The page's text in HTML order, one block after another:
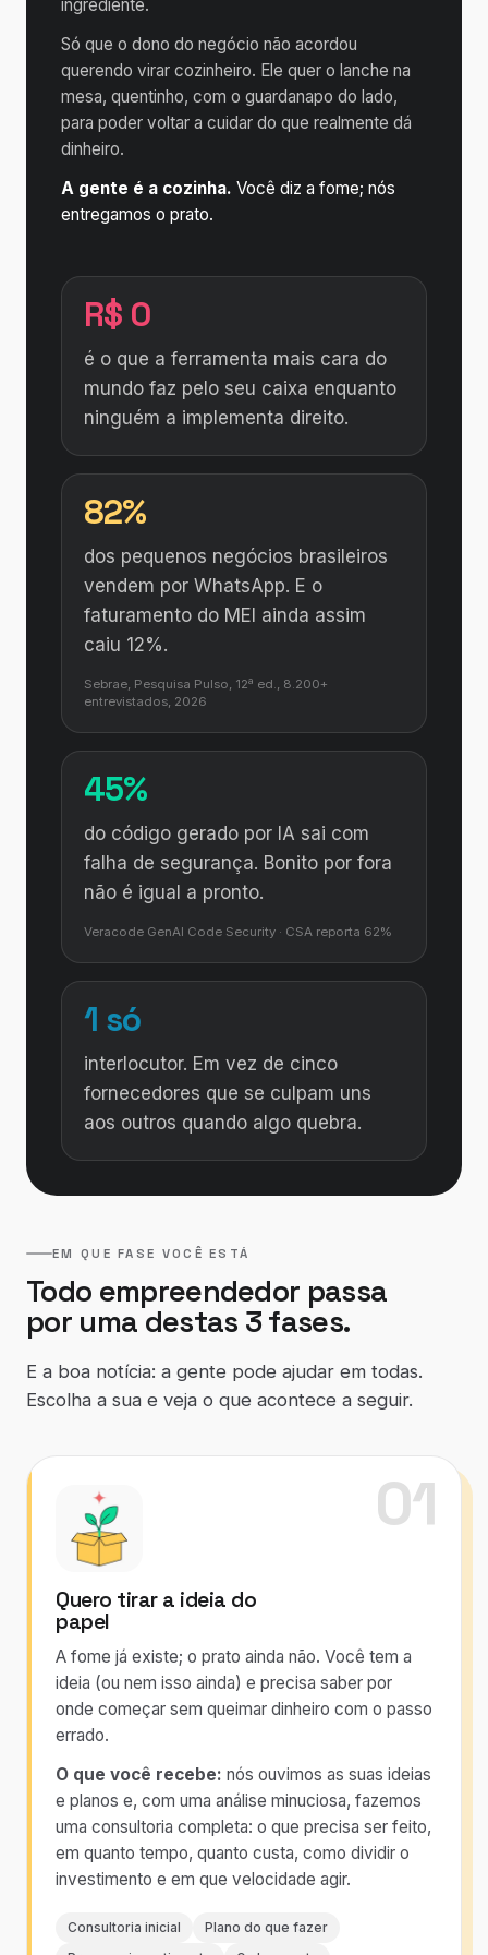
ingrediente.
Só que o dono do negócio não acordou
querendo virar cozinheiro. Ele quer o lanche na
mesa, quentinho, com o guardanapo do lado,
para poder voltar a cuidar do que realmente dá
dinheiro.
A gente é a cozinha. Você diz a fome; nós
entregamos o prato.
R$ 0
é o que a ferramenta mais cara do
mundo faz pelo seu caixa enquanto
ninguém a implementa direito.
82%
dos pequenos negócios brasileiros
vendem por WhatsApp. E o
faturamento do MEI ainda assim
caiu 12%.
Sebrae, Pesquisa Pulso, 12ª ed., 8.200+
entrevistados, 2026
45%
do código gerado por IA sai com
falha de segurança. Bonito por fora
não é igual a pronto.
Veracode GenAI Code Security · CSA reporta 62%
1 só
interlocutor. Em vez de cinco
fornecedores que se culpam uns
aos outros quando algo quebra.
EM QUE FASE VOCÊ ESTÁ
Todo empreendedor passa
por uma destas 3 fases.
E a boa notícia: a gente pode ajudar em todas.
Escolha a sua e veja o que acontece a seguir.
01
Quero tirar a ideia do
papel
A fome já existe; o prato ainda não. Você tem a
ideia (ou nem isso ainda) e precisa saber por
onde começar sem queimar dinheiro com o passo
errado.
O que você recebe: nós ouvimos as suas ideias
e planos e, com uma análise minuciosa, fazemos
uma consultoria completa: o que precisa ser feito,
em quanto tempo, quanto custa, como dividir o
investimento e em que velocidade agir.
Consultoria inicial
Plano do que fazer